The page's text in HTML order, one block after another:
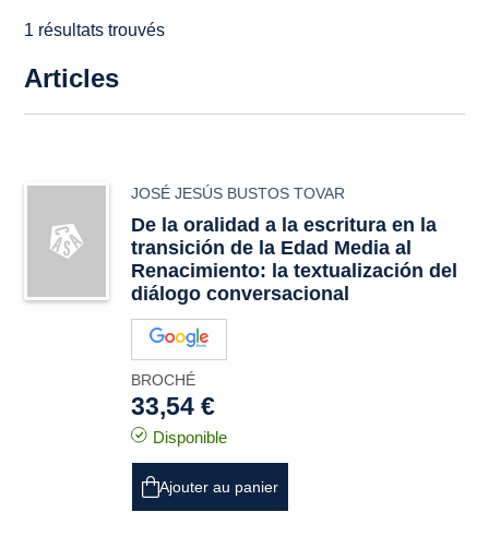
1 résultats trouvés
Articles
JOSÉ JESÚS BUSTOS TOVAR
De la oralidad a la escritura en la
transición de la Edad Media al
Renacimiento: la textualización del
diálogo conversacional
BROCHÉ
33,54 €
Disponible
Ajouter au panier